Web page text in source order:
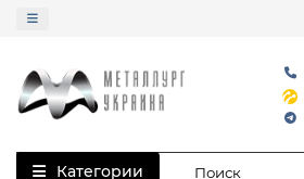
Категории